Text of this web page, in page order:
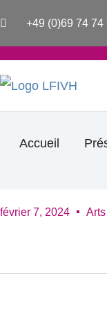
+49 (0)69 74 74
Accueil
février 7, 2024